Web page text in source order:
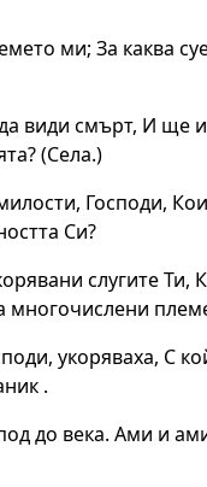
ми; За каква
види смърт, И ще
(Села.)
Господи,
Си?
слугите Ти,
многочислени
укоряваха, С
.
до века. Ами и